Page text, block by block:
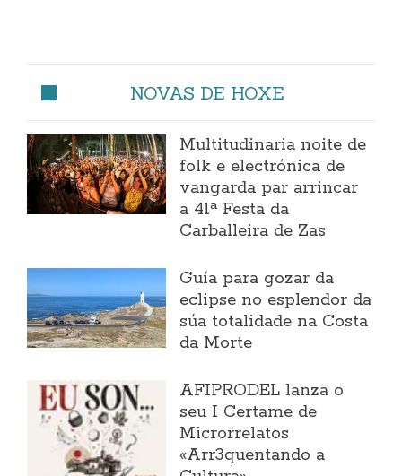
NOVAS DE HOXE
Multitudinaria noite de
folk e electrónica de
vangarda par arrincar
a 41ª Festa da
Carballeira de Zas
Guía para gozar da
eclipse no esplendor da
súa totalidade na Costa
da Morte
AFIPRODEL lanza o
seu I Certame de
Microrrelatos
«Arr3quentando a